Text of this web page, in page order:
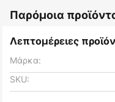
Παρόμοια
Λεπτομέρειες
Μάρκα:
SKU: